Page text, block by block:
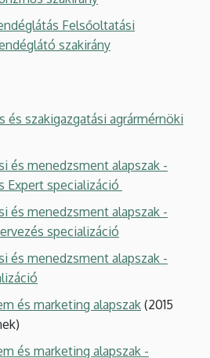
Felsőoltatási
szakirány
és szakigazgatási agrármérnöki
és menedzsment alapszak -
Expert specializáció
és menedzsment alapszak -
specializáció
és menedzsment alapszak -
és marketing alapszak (2015
és marketing alapszak -